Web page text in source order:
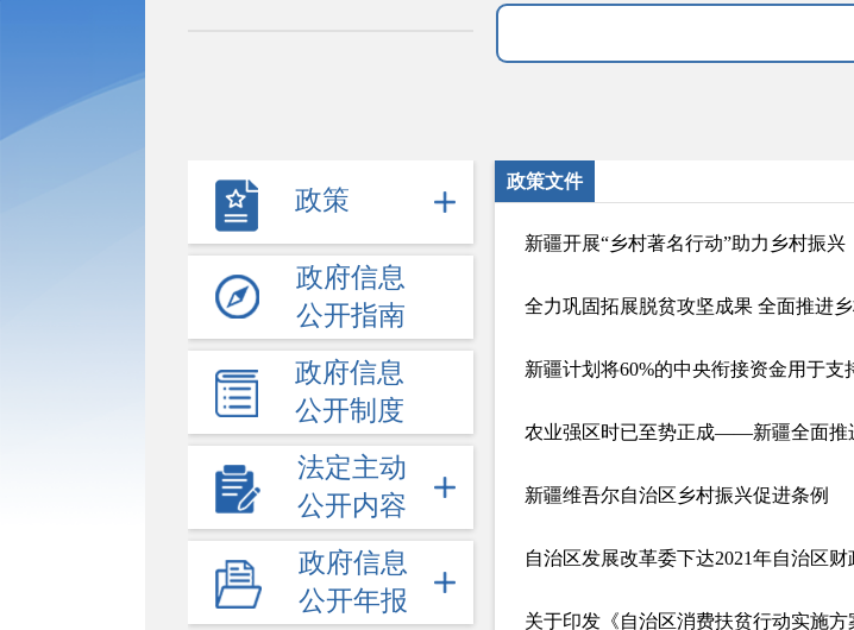
政策
政府信息
公开指南
政府信息
公开制度
法定主动
公开内容
政府信息
公开年报
政策文件
新疆开展“乡村著名行动”助力乡村振兴
全力巩固拓展脱贫攻坚成果 全面推进
新疆计划将60%的中央衔接资金用于支
农业强区时已至势正成——新疆全面推
新疆维吾尔自治区乡村振兴促进条例
关于印发《自治区消费扶贫行动实施方